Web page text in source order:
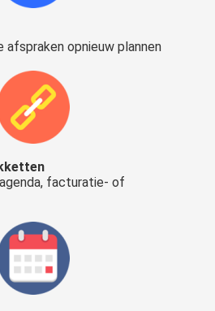
opnieuw plannen
facturatie- of